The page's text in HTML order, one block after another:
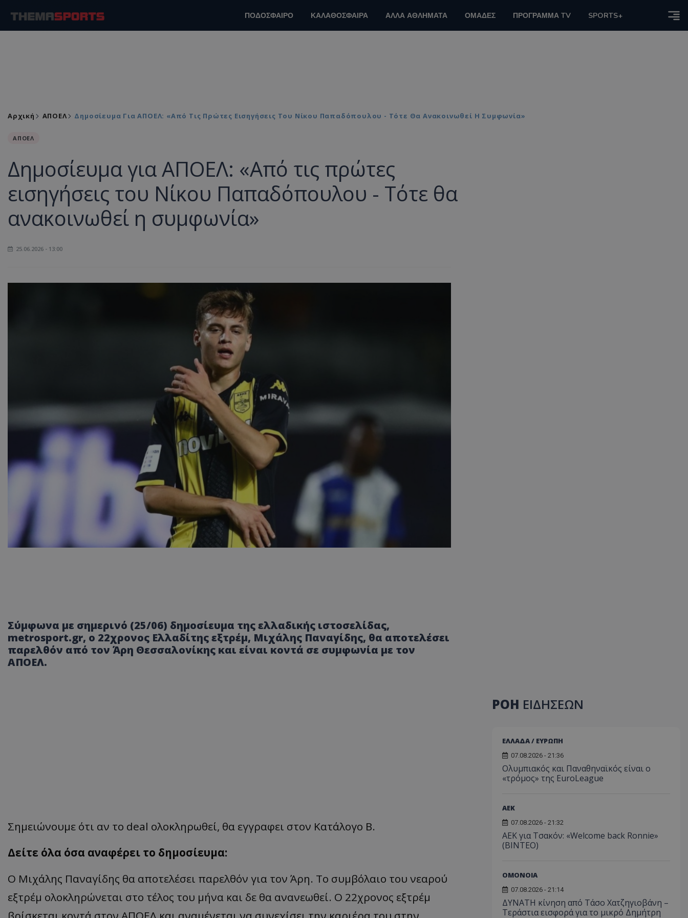
ΠΟΔΟΣΦΑΙΡΟ ΚΑΛΑΘΟΣΦΑΙΡΑ ΑΛΛΑ ΑΘΛΗΜΑΤΑ ΟΜΑΔΕΣ ΠΡΟΓΡΑΜΜΑ TV SPORTS+
Αρχική ΑΠΟΕΛ Δημοσίευμα Για ΑΠΟΕΛ: «Από Τις Πρώτες Εισηγήσεις Του Νίκου Παπαδόπουλου - Τότε Θα Ανακοινωθεί Η Συμφωνία»
ΑΠΟΕΛ
Δημοσίευμα για ΑΠΟΕΛ: «Από τις πρώτες
εισηγήσεις του Νίκου Παπαδόπουλου - Τότε θα
ανακοινωθεί η συμφωνία»
25.06.2026 - 13:00
Σύμφωνα με σημερινό (25/06) δημοσίευμα της ελλαδικής ιστοσελίδας,
metrosport.gr, ο 22χρονος Ελλαδίτης εξτρέμ, Μιχάλης Παναγίδης, θα αποτελέσει
παρελθόν από τον Άρη Θεσσαλονίκης και είναι κοντά σε συμφωνία με τον
ΑΠΟΕΛ.
Σημειώνουμε ότι αν το deal ολοκληρωθεί, θα εγγραφει στον Κατάλογο Β.
Δείτε όλα όσα αναφέρει το δημοσίευμα:
Ο Μιχάλης Παναγίδης θα αποτελέσει παρελθόν για τον Άρη. Το συμβόλαιο του νεαρού
εξτρέμ ολοκληρώνεται στο τέλος του μήνα και δε θα ανανεωθεί. Ο 22χρονος εξτρέμ
ΡΟΗ ΕΙΔΗΣΕΩΝ
ΕΛΛΑΔΑ / ΕΥΡΩΠΗ
07.08.2026 - 21:36
Ολυμπιακός και Παναθηναϊκός είναι ο
«τρόμος» της EuroLeague
ΑEK
07.08.2026 - 21:32
ΑΕΚ για Τσακόν: «Welcome back Ronnie»
(ΒΙΝΤΕΟ)
ΟΜΟΝΟΙΑ
07.08.2026 - 21:14
ΔΥΝΑΤΗ κίνηση από Τάσο Χατζηγιοβάνη –
Τεράστια εισφορά για το μικρό Δημήτρη